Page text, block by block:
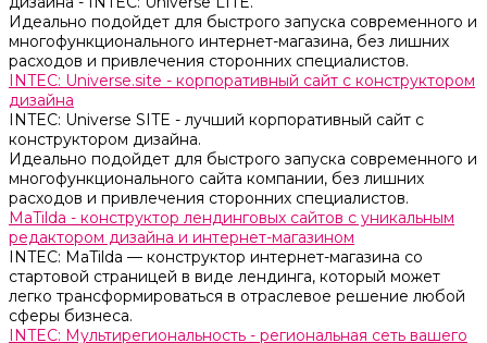
Идеально подойдет для быстрого запуска современного и
многофункционального интернет-магазина, без лишних
расходов и привлечения сторонних специалистов.
INTEC: Universe.site - корпоративный сайт с конструктором
дизайна
INTEC: Universe SITE - лучший корпоративный сайт с
конструктором дизайна.
Идеально подойдет для быстрого запуска современного и
многофункционального сайта компании, без лишних
расходов и привлечения сторонних специалистов.
MaTilda - конструктор лендинговых сайтов с уникальным
редактором дизайна и интернет-магазином
INTEC: MaTilda — конструктор интернет-магазина со
стартовой страницей в виде лендинга, который может
легко трансформироваться в отраслевое решение любой
сферы бизнеса.
INTEC: Мультирегиональность - региональная сеть вашего